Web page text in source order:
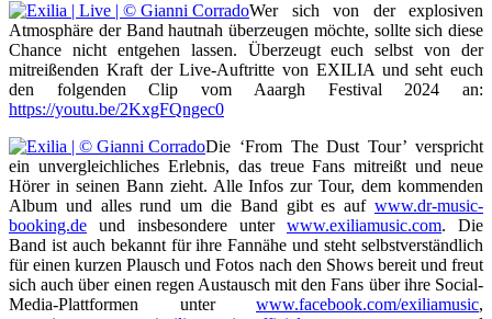
Wer sich von der explosiven
Atmosphäre der Band hautnah überzeugen möchte, sollte sich diese
Chance nicht entgehen lassen. Überzeugt euch selbst von der
mitreißenden Kraft der Live-Auftritte von EXILIA und seht euch
den folgenden Clip vom Aaargh Festival 2024 an:
https://youtu.be/2KxgFQngec0
Die ‘From The Dust Tour’ verspricht
ein unvergleichliches Erlebnis, das treue Fans mitreißt und neue
Hörer in seinen Bann zieht. Alle Infos zur Tour, dem kommenden
Album und alles rund um die Band gibt es auf www.dr-music-
booking.de und insbesondere unter www.exiliamusic.com. Die
Band ist auch bekannt für ihre Fannähe und steht selbstverständlich
für einen kurzen Plausch und Fotos nach den Shows bereit und freut
sich auch über einen regen Austausch mit den Fans über ihre Social-
Media-Plattformen unter www.facebook.com/exiliamusic,